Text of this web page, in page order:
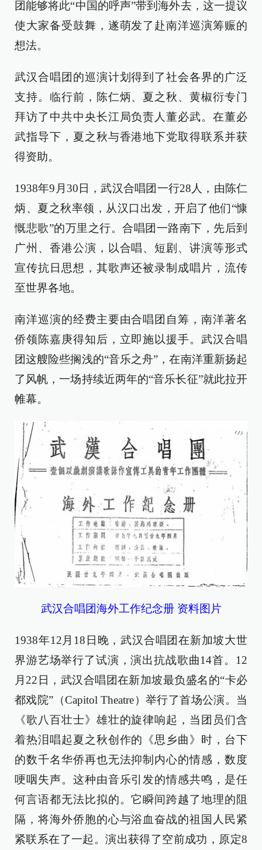
团能够将此“中国的呼声”带到海外去，这一提议
使大家备受鼓舞，遂萌发了赴南洋巡演筹赈的
想法。
武汉合唱团的巡演计划得到了社会各界的广泛
支持。临行前，陈仁炳、夏之秋、黄椒衍专门
拜访了中共中央长江局负责人董必武。在董必
武指导下，夏之秋与香港地下党取得联系并获
得资助。
1938年9月30日，武汉合唱团一行28人，由陈仁
炳、夏之秋率领，从汉口出发，开启了他们“慷
慨悲歌”的万里之行。合唱团一路南下，先后到
广州、香港公演，以合唱、短剧、讲演等形式
宣传抗日思想，其歌声还被录制成唱片，流传
至世界各地。
南洋巡演的经费主要由合唱团自筹，南洋著名
侨领陈嘉庚得知后，立即施以援手。武汉合唱
团这艘险些搁浅的“音乐之舟”，在南洋重新扬起
了风帆，一场持续近两年的“音乐长征”就此拉开
帷幕。
武汉合唱团海外工作纪念册 资料图片
1938年12月18日晚，武汉合唱团在新加坡大世
界游艺场举行了试演，演出抗战歌曲14首。12
月22日，武汉合唱团在新加坡最负盛名的“卡必
都戏院”（Capitol Theatre）举行了首场公演。当
《歌八百壮士》雄壮的旋律响起，当团员们含
着热泪唱起夏之秋创作的《思乡曲》时，台下
的数千名华侨再也无法抑制内心的情感，数度
哽咽失声。这种由音乐引发的情感共鸣，是任
何言语都无法比拟的。它瞬间跨越了地理的阻
隔，将海外侨胞的心与浴血奋战的祖国人民紧
紧联系在了一起。演出获得了空前成功，原定8